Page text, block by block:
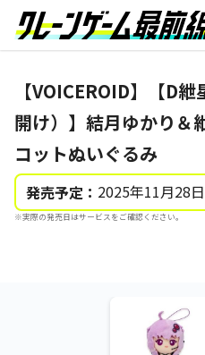
【VOICEROID】【D
開け）】結月ゆかり＆
コットぬいぐるみ
発売予定： 2025年11月28
※実際の発売日はサービスをご確認ください。